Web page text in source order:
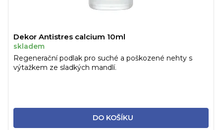
Dekor Antistres calcium 10ml
skladem
DO KOŠÍKU
Regenerační podlak pro suché a poškozené nehty s
výtažkem ze sladkých mandlí.